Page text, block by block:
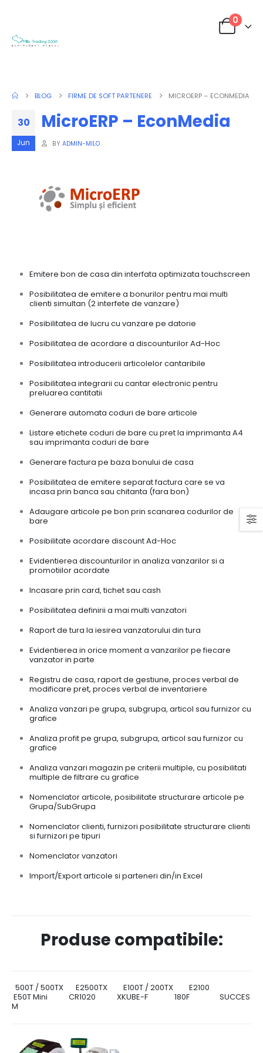
0
BLOG FIRME DE SOFT PARTENERE MICROERP – ECONMEDIA
30
Jun
MicroERP – EconMedia
BY ADMIN-MILO
Emitere bon de casa din interfata optimizata touchscreen
Posibilitatea de emitere a bonurilor pentru mai multi
clienti simultan (2 interfete de vanzare)
Posibilitatea de lucru cu vanzare pe datorie
Posibilitatea de acordare a discounturilor Ad-Hoc
Posibilitatea introducerii articolelor cantaribile
Posibilitatea integrarii cu cantar electronic pentru
preluarea cantitatii
Generare automata coduri de bare articole
Listare etichete coduri de bare cu pret la imprimanta A4
sau imprimanta coduri de bare
Generare factura pe baza bonului de casa
Posibilitatea de emitere separat factura care se va
incasa prin banca sau chitanta (fara bon)
Adaugare articole pe bon prin scanarea codurilor de
bare
Posibilitate acordare discount Ad-Hoc
Evidentierea discounturilor in analiza vanzarilor si a
promotiilor acordate
Incasare prin card, tichet sau cash
Posibilitatea definirii a mai multi vanzatori
Raport de tura la iesirea vanzatorului din tura
Evidentierea in orice moment a vanzarilor pe fiecare
vanzator in parte
Registru de casa, raport de gestiune, proces verbal de
modificare pret, proces verbal de inventariere
Analiza vanzari pe grupa, subgrupa, articol sau furnizor cu
grafice
Analiza profit pe grupa, subgrupa, articol sau furnizor cu
grafice
Analiza vanzari magazin pe criterii multiple, cu posibilitati
multiple de filtrare cu grafice
Nomenclator articole, posibilitate structurare articole pe
Grupa/SubGrupa
Nomenclator clienti, furnizori posibilitate structurare clienti
si furnizori pe tipuri
Nomenclator vanzatori
Import/Export articole si parteneri din/in Excel
Produse compatibile:
500T / 500TX E2500TX E100T / 200TX E2100
E50T Mini CR1020 XKUBE-F 180F SUCCES
M